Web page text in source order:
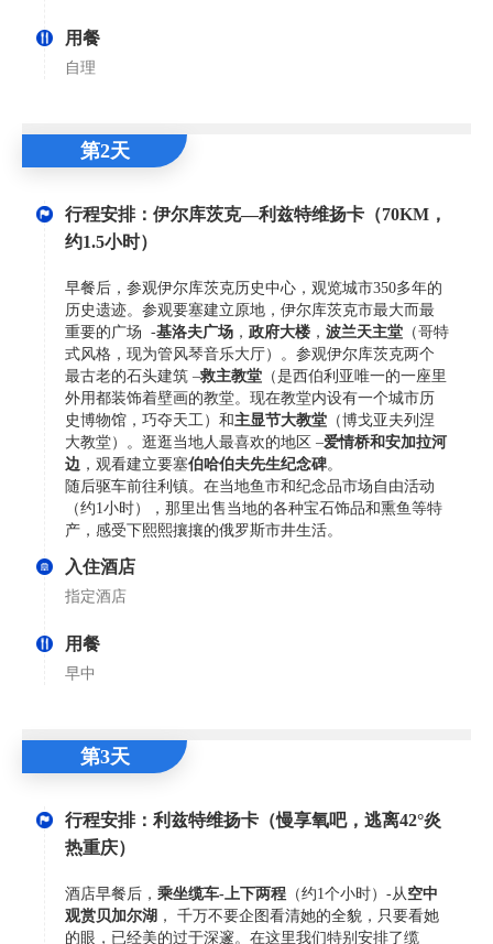
用餐
自理
第2天
行程安排：伊尔库茨克—利兹特维扬卡（70KM，
约1.5小时）
早餐后，参观伊尔库茨克历史中心，观览城市350多年的
历史遗迹。参观要塞建立原地，伊尔库茨克市最大而最
重要的广场 -基洛夫广场 ， 政府大楼 ， 波兰天主堂 （哥特
式风格，现为管风琴音乐大厅）。参观伊尔库茨克两个
最古老的石头建筑 –救主教堂 （是西伯利亚唯一的一座里
外用都装饰着壁画的教堂。现在教堂内设有一个城市历
史博物馆，巧夺天工）和主显节大教堂 （博戈亚夫列涅
大教堂）。逛逛当地人最喜欢的地区 –爱情桥和安加拉河
边 ，观看建立要塞伯哈伯夫先生纪念碑。
随后驱车前往利镇。在当地鱼市和纪念品市场自由活动
（约1小时），那里出售当地的各种宝石饰品和熏鱼等特
产，感受下熙熙攘攘的俄罗斯市井生活。
入住酒店
指定酒店
用餐
早中
第3天
行程安排：利兹特维扬卡（慢享氧吧，逃离42°炎
热重庆）
酒店早餐后， 乘坐缆车-上下两程 （约1个小时）-从空中
观赏贝加尔湖 ， 千万不要企图看清她的全貌，只要看她
的眼，已经美的过于深邃。在这里我们特别安排了缆